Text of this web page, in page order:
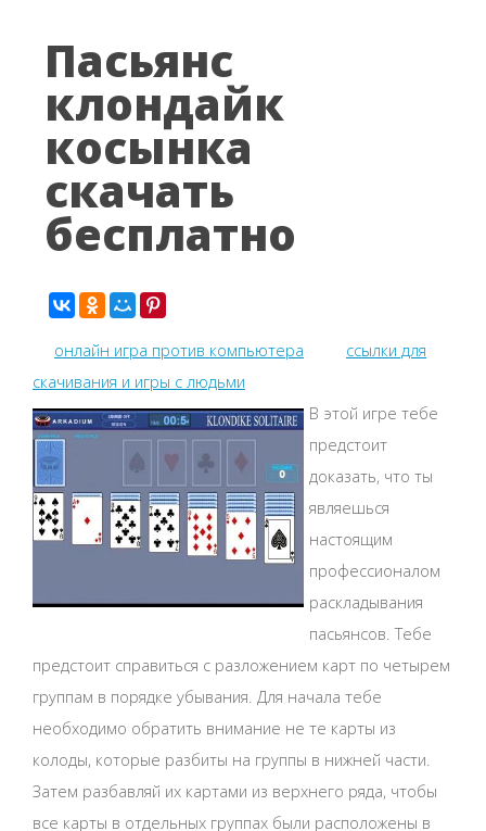
Пасьянс
клондайк
косынка
скачать
бесплатно
онлайн игра против компьютера
ссылки для
скачивания и игры с людьми
В этой игре тебе
предстоит
доказать, что ты
являешься
настоящим
профессионалом
раскладывания
пасьянсов. Тебе
предстоит справиться с разложением карт по четырем
группам в порядке убывания. Для начала тебе
необходимо обратить внимание не те карты из
колоды, которые разбиты на группы в нижней части.
Затем разбавляй их картами из верхнего ряда, чтобы
все карты в отдельных группах были расположены в